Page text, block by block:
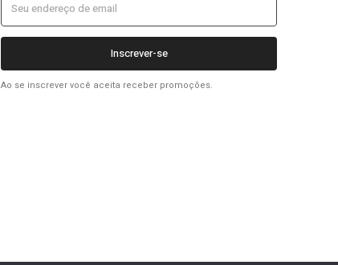
Inscrever-se
Ao se inscrever você aceita receber promoções.